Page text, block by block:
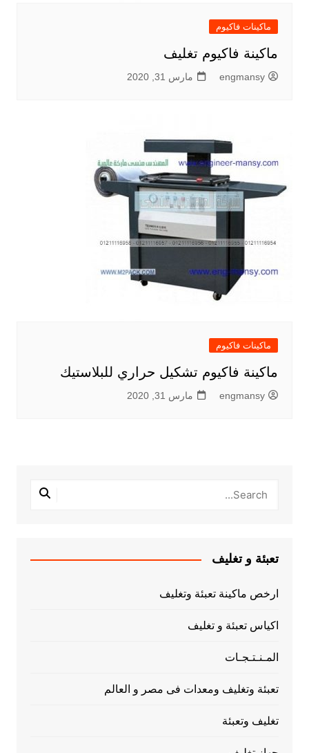
ماكينات فاكيوم
ماكينة فاكيوم تغليف
engmansy مارس 31, 2020
ماكينات فاكيوم
ماكينة فاكيوم تشكيل حراري للبلاستيك
engmansy مارس 31, 2020
تعبئة و تغليف
ارخص ماكينة تعبئة وتغليف
اكياس تعبئة و تغليف
المـنـتـجـات
تعبئة وتغليف ومعدات فى مصر و العالم
تغليف وتعبئة